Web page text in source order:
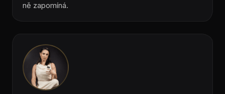
ně zapomíná.